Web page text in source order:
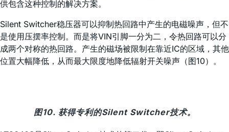
供包含这种控制的解决方案。
Silent Switcher稳压器可以抑制热回路中产生的电磁噪声，但不
是使用压摆率控制。而是将VIN引脚一分为二，令热回路可以分
成两个对称的热回路。产生的磁场被限制在靠近IC的区域，其他
位置大幅降低，从而最大限度地降低辐射开关噪声（图10）。
图10. 获得专利的Silent Switcher技术。